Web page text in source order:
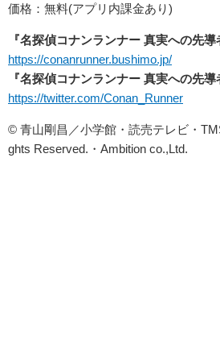
価格：無料(アプリ内課金あり)
『名探偵コナンランナー 真実への先
https://conanrunner.bushimo.jp/
『名探偵コナンランナー 真実への先
https://twitter.com/Conan_Runner
© 青山剛昌／小学館・読売テレビ・
ghts Reserved.・Ambition co.,Ltd.